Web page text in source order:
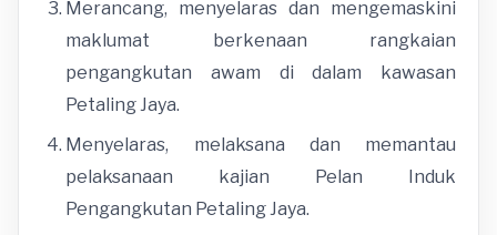
Merancang, menyelaras dan mengemaskini
maklumat berkenaan rangkaian
pengangkutan awam di dalam kawasan
Petaling Jaya.
Menyelaras, melaksana dan memantau
pelaksanaan kajian Pelan Induk
Pengangkutan Petaling Jaya.